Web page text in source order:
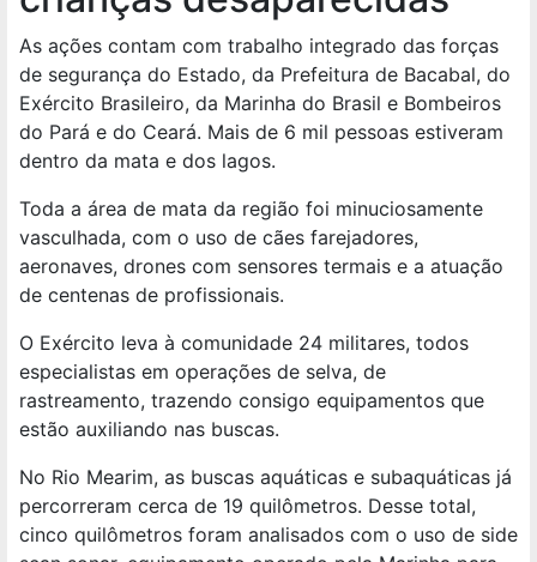
As ações contam com trabalho integrado das forças
de segurança do Estado, da Prefeitura de Bacabal, do
Exército Brasileiro, da Marinha do Brasil e Bombeiros
do Pará e do Ceará. Mais de 6 mil pessoas estiveram
dentro da mata e dos lagos.
Toda a área de mata da região foi minuciosamente
vasculhada, com o uso de cães farejadores,
aeronaves, drones com sensores termais e a atuação
de centenas de profissionais.
O Exército leva à comunidade 24 militares, todos
especialistas em operações de selva, de
rastreamento, trazendo consigo equipamentos que
estão auxiliando nas buscas.
No Rio Mearim, as buscas aquáticas e subaquáticas já
percorreram cerca de 19 quilômetros. Desse total,
cinco quilômetros foram analisados com o uso de side